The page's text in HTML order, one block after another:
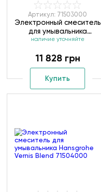
Артикул: 71503000
Электронный смеситель
для умывальника
Hansgrohe Vernis Blend
наличие уточняйте
11 828 грн
Купить